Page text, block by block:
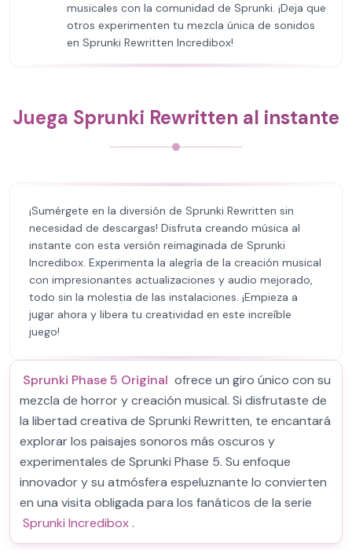
musicales con la comunidad de Sprunki. ¡Deja que
otros experimenten tu mezcla única de sonidos
en Sprunki Rewritten Incredibox!
Juega Sprunki Rewritten al instante
¡Sumérgete en la diversión de Sprunki Rewritten sin
necesidad de descargas! Disfruta creando música al
instante con esta versión reimaginada de Sprunki
Incredibox. Experimenta la alegría de la creación musical
con impresionantes actualizaciones y audio mejorado,
todo sin la molestia de las instalaciones. ¡Empieza a
jugar ahora y libera tu creatividad en este increíble
juego!
Sprunki Phase 5 Original ofrece un giro único con su
mezcla de horror y creación musical. Si disfrutaste de
la libertad creativa de Sprunki Rewritten, te encantará
explorar los paisajes sonoros más oscuros y
experimentales de Sprunki Phase 5. Su enfoque
innovador y su atmósfera espeluznante lo convierten
en una visita obligada para los fanáticos de la serie
Sprunki Incredibox.